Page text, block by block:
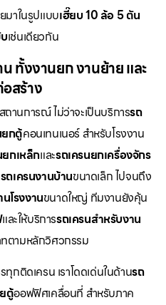
มาในรูปแบบเฮี๊ยบ 10 ล้อ 5 ตัน
เช่นเดียวกัน
ทั้งงานยก งานย้าย และ
สร้าง
านการณ์ ไม่ว่าจะเป็นบริการรถ
ยกตู้คอนเทนเนอร์ สำหรับโรงงาน
ยกเหล็กและรถเครนยกเครื่องจักร
รถเครนงานบ้านขนาดเล็ก ไปจนถึง
โรงงานขนาดใหญ่ ทีมงานยังคุ้น
และให้บริการรถเครนสำหรับงาน
ทตามหลักวิศวกรรม
กติดเครน เราโดดเด่นในด้านรถ
ตู้ออฟฟิศเคลื่อนที่ สำหรับภาค